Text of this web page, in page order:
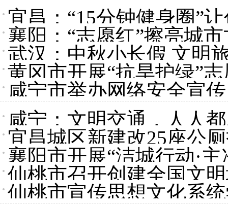
宜昌：“15分钟健身圈”
襄阳：“志愿红”擦亮城
武汉：中秋小长假 文明
黄冈市开展“抗旱护绿”
咸宁市举办网络安全宣
咸宁：文明交通，人人
宜昌城区新建改25座公
襄阳市开展“洁城行动·
仙桃市召开创建全国文
仙桃市宣传思想文化系